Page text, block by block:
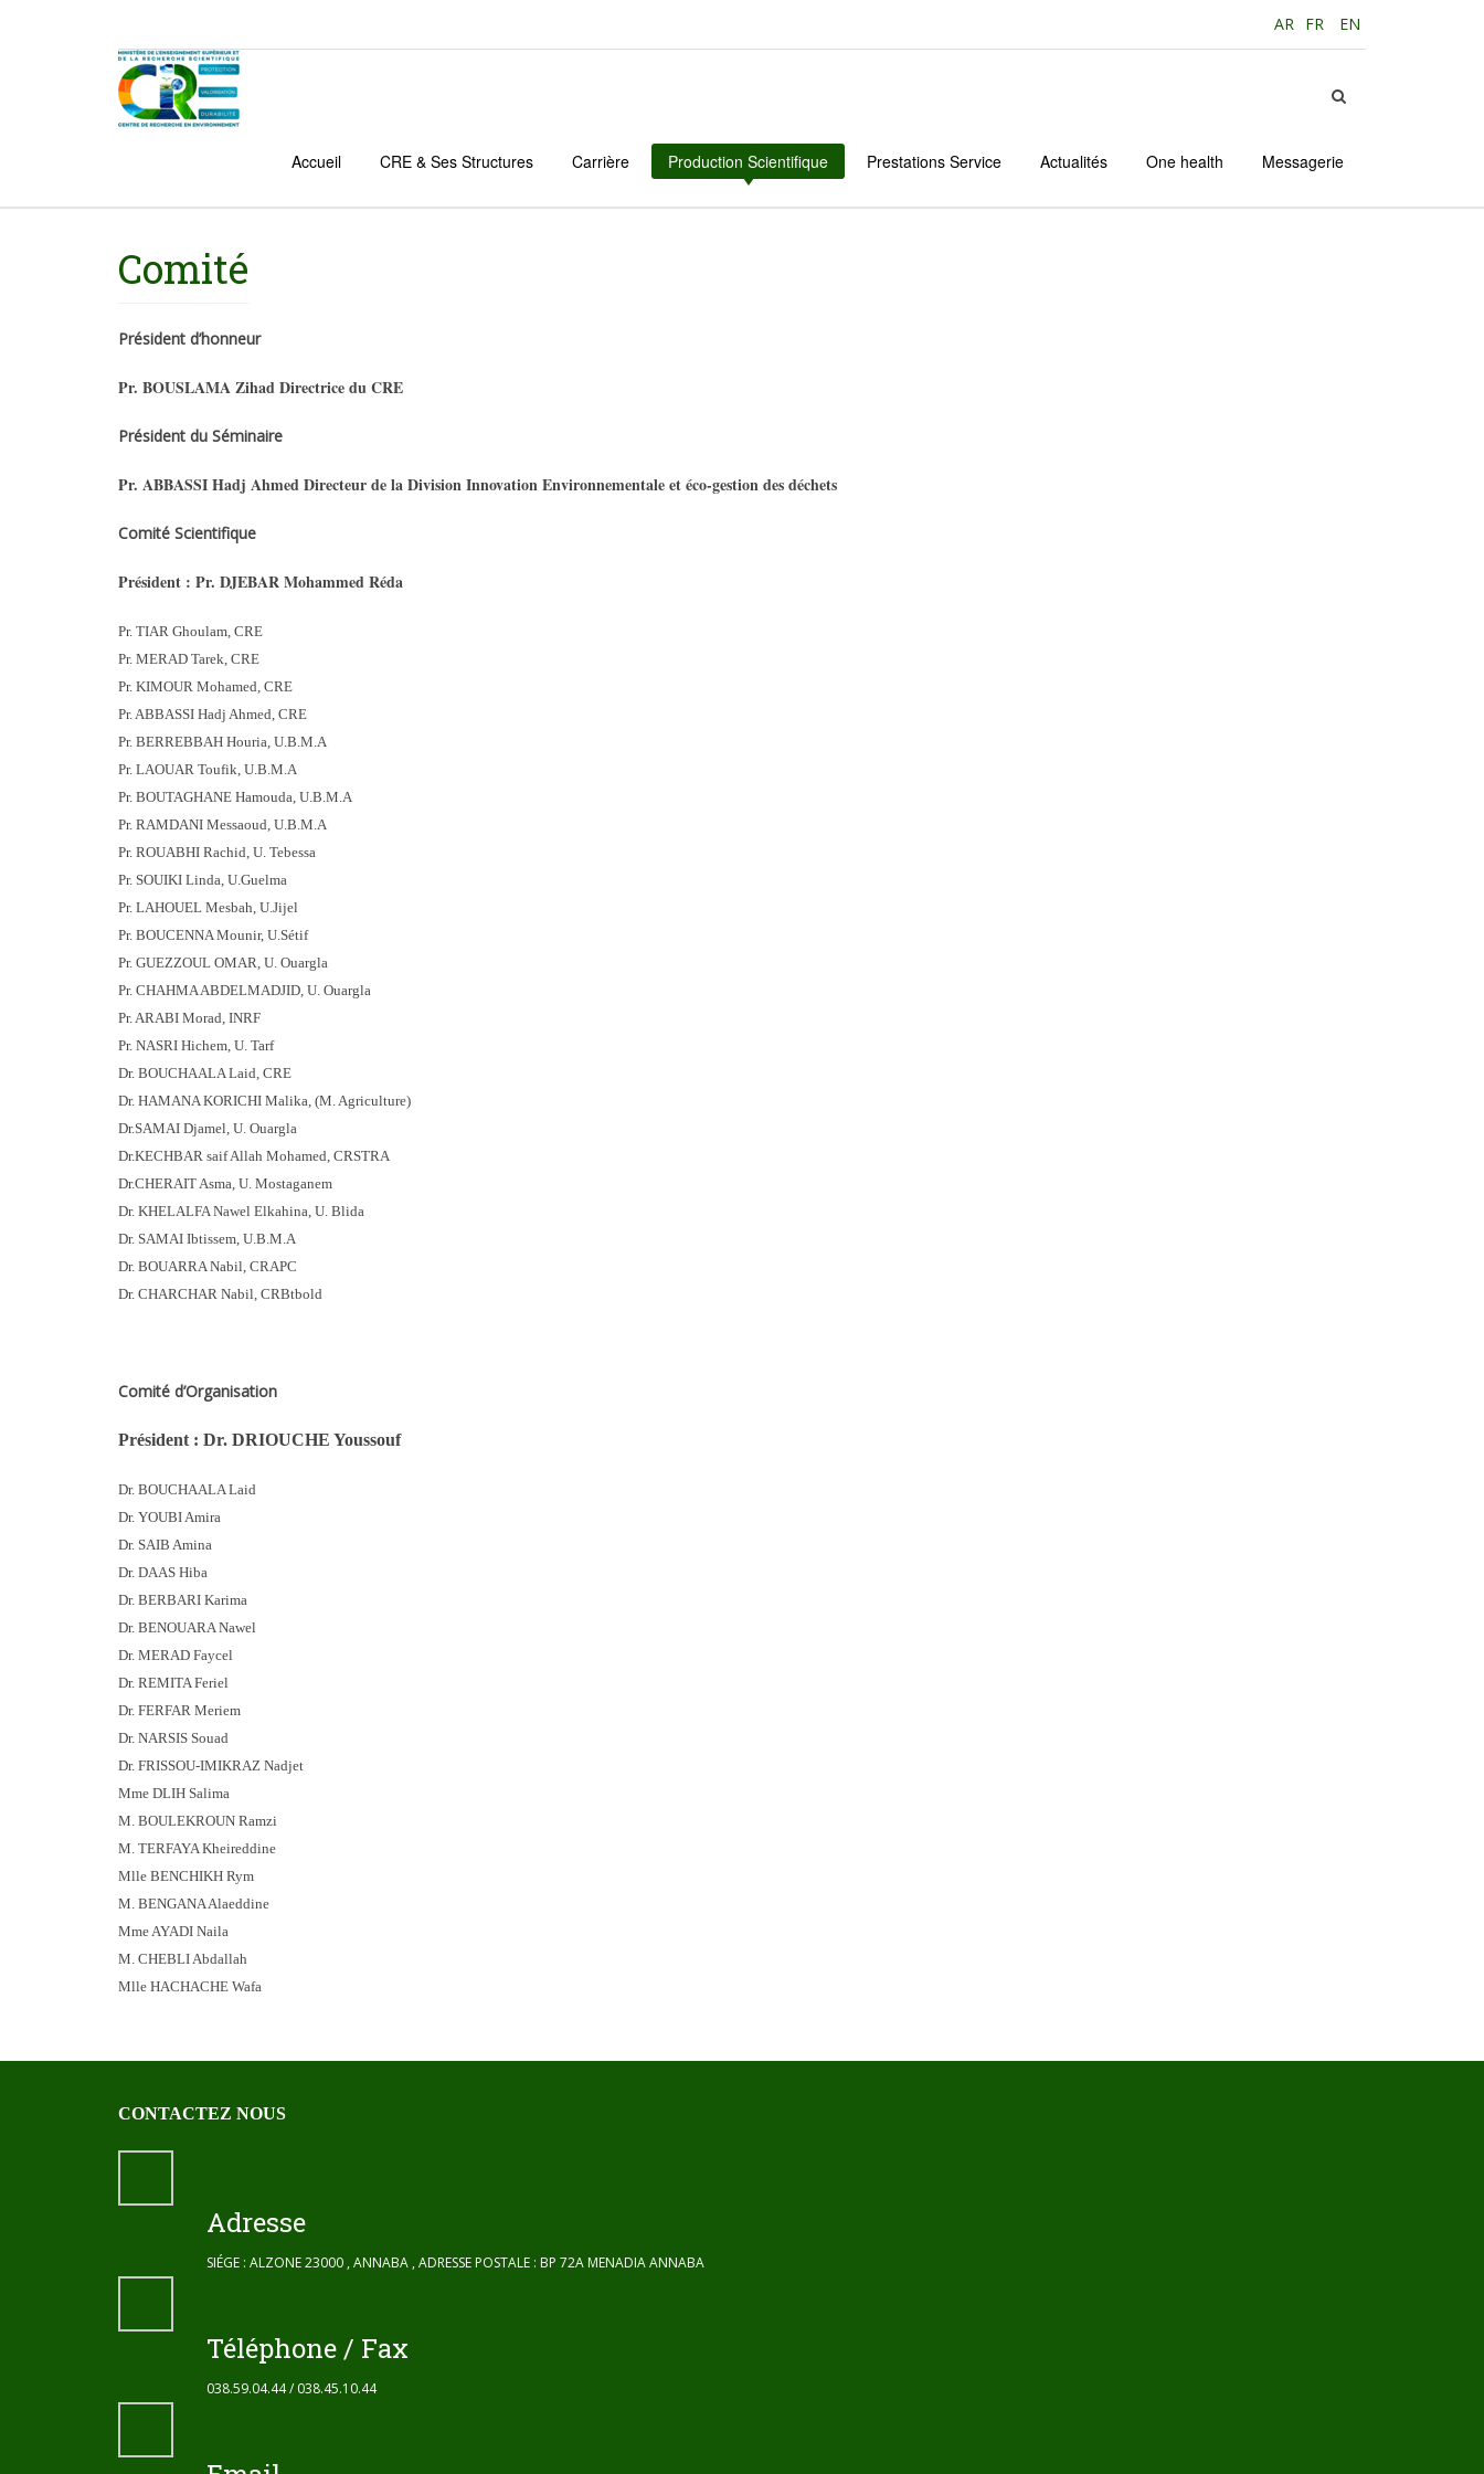
AR FR EN
Accueil CRE & Ses Structures Carrière Production Scientifique Prestations Service Actualités One health Messagerie
Comité
Président d’honneur
Pr. BOUSLAMA Zihad Directrice du CRE
Président du Séminaire
Pr. ABBASSI Hadj Ahmed Directeur de la Division Innovation Environnementale et éco-gestion des déchets
Comité Scientifique
Président : Pr. DJEBAR Mohammed Réda
Pr. TIAR Ghoulam, CRE
Pr. MERAD Tarek, CRE
Pr. KIMOUR Mohamed, CRE
Pr. ABBASSI Hadj Ahmed, CRE
Pr. BERREBBAH Houria, U.B.M.A
Pr. LAOUAR Toufik, U.B.M.A
Pr. BOUTAGHANE Hamouda, U.B.M.A
Pr. RAMDANI Messaoud, U.B.M.A
Pr. ROUABHI Rachid, U. Tebessa
Pr. SOUIKI Linda, U.Guelma
Pr. LAHOUEL Mesbah, U.Jijel
Pr. BOUCENNA Mounir, U.Sétif
Pr. GUEZZOUL OMAR, U. Ouargla
Pr. CHAHMA ABDELMADJID, U. Ouargla
Pr. ARABI Morad, INRF
Pr. NASRI Hichem, U. Tarf
Dr. BOUCHAALA Laid, CRE
Dr. HAMANA KORICHI Malika, (M. Agriculture)
Dr.SAMAI Djamel, U. Ouargla
Dr.KECHBAR saif Allah Mohamed, CRSTRA
Dr.CHERAIT Asma, U. Mostaganem
Dr. KHELALFA Nawel Elkahina, U. Blida
Dr. SAMAI Ibtissem, U.B.M.A
Dr. BOUARRA Nabil, CRAPC
Dr. CHARCHAR Nabil, CRBtbold
Comité d’Organisation
Président : Dr. DRIOUCHE Youssouf
Dr. BOUCHAALA Laid
Dr. YOUBI Amira
Dr. SAIB Amina
Dr. DAAS Hiba
Dr. BERBARI Karima
Dr. BENOUARA Nawel
Dr. MERAD Faycel
Dr. REMITA Feriel
Dr. FERFAR Meriem
Dr. NARSIS Souad
Dr. FRISSOU-IMIKRAZ Nadjet
Mme DLIH Salima
M. BOULEKROUN Ramzi
M. TERFAYA Kheireddine
Mlle BENCHIKH Rym
M. BENGANA Alaeddine
Mme AYADI Naila
M. CHEBLI Abdallah
Mlle HACHACHE Wafa
CONTACTEZ NOUS
Adresse
SIÉGE : ALZONE 23000 , ANNABA , ADRESSE POSTALE : BP 72A MENADIA ANNABA
Téléphone / Fax
038.59.04.44 / 038.45.10.44